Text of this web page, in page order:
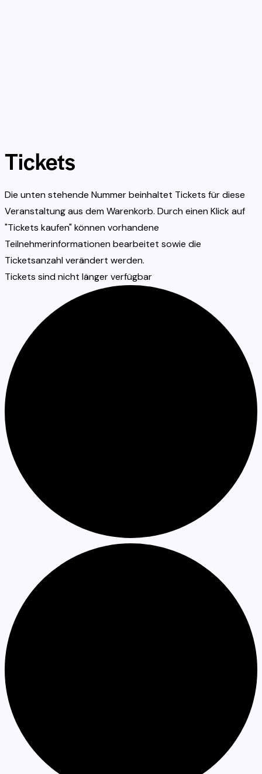
Tickets
Die unten stehende Nummer beinhaltet Tickets für diese
Veranstaltung aus dem Warenkorb. Durch einen Klick auf
"Tickets kaufen" können vorhandene
Teilnehmerinformationen bearbeitet sowie die
Ticketsanzahl verändert werden.
Tickets sind nicht länger verfügbar